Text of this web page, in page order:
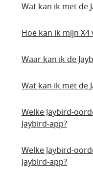
Wat kan ik met de
Hoe kan ik mijn
Waar kan ik de
Wat kan ik met de
Welke Jaybird-
Jaybird-app?
Welke Jaybird-
Jaybird-app?